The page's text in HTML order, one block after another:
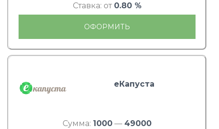
Ставка: от 0.80 %
ОФОРМИТЬ
еКапуста
Сумма: 1000 — 49000